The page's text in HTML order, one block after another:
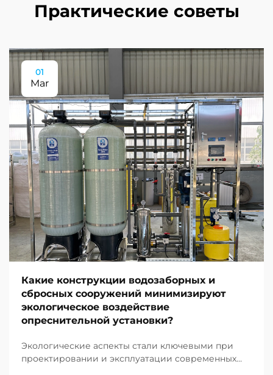
Практические советы
01
Mar
Какие конструкции водозаборных и
сбросных сооружений минимизируют
экологическое воздействие
опреснительной установки?
Экологические аспекты стали ключевыми при
проектировании и эксплуатации современных